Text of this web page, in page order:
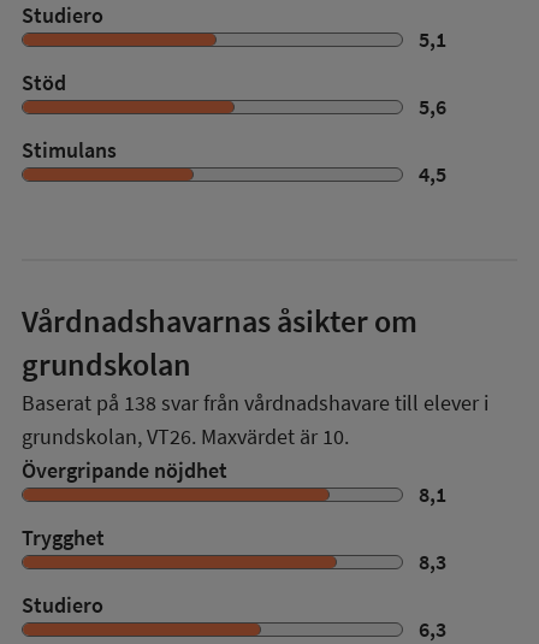
Studiero
5,1
Stöd
5,6
Stimulans
4,5
Vårdnadshavarnas åsikter om
grundskolan
Baserat på 138 svar från vårdnadshavare till elever i
grundskolan,VT26. Maxvärdet är 10.
Övergripande nöjdhet
8,1
Trygghet
8,3
Studiero
6,3